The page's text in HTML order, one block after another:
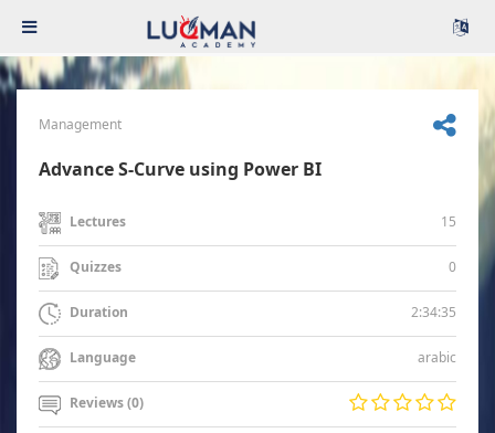
Management
Advance S-Curve using Power BI
Lectures 15
Quizzes 0
Duration 2:34:35
Language arabic
Reviews (0)